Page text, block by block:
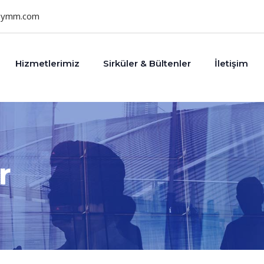
Hizmetlerimiz Sirküler & Bültenler İletişim